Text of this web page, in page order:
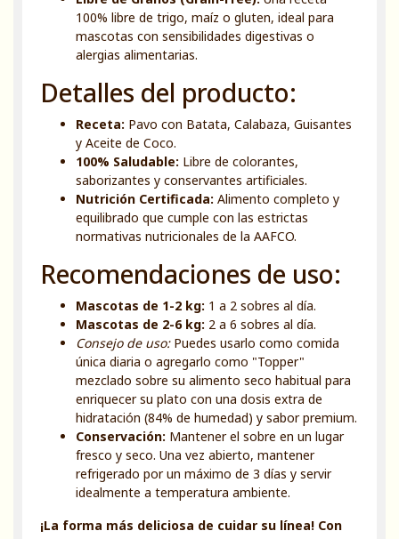
100% libre de trigo, maíz o gluten, ideal para
mascotas con sensibilidades digestivas o
alergias alimentarias.
Detalles del producto:
Receta: Pavo con Batata, Calabaza, Guisantes
y Aceite de Coco.
100% Saludable: Libre de colorantes,
saborizantes y conservantes artificiales.
Nutrición Certificada: Alimento completo y
equilibrado que cumple con las estrictas
normativas nutricionales de la AAFCO.
Recomendaciones de uso:
Mascotas de 1-2 kg: 1 a 2 sobres al día.
Mascotas de 2-6 kg: 2 a 6 sobres al día.
Consejo de uso:Puedes usarlo como comida
única diaria o agregarlo como "Topper"
mezclado sobre su alimento seco habitual para
enriquecer su plato con una dosis extra de
hidratación (84% de humedad) y sabor premium.
Conservación: Mantener el sobre en un lugar
fresco y seco. Una vez abierto, mantener
refrigerado por un máximo de 3 días y servir
idealmente a temperatura ambiente.
¡La forma más deliciosa de cuidar su línea! Con